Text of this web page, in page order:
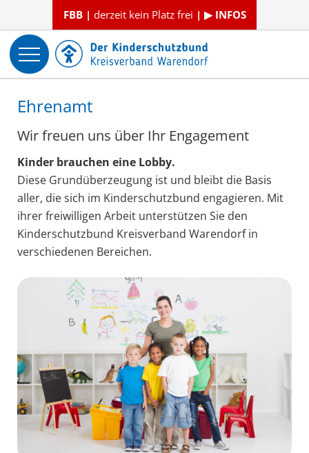
FBB | derzeit kein Platz frei | ▶ INFOS
Ehrenamt
Wir freuen uns über Ihr Engagement
Kinder brauchen eine Lobby.
Diese Grundüberzeugung ist und bleibt die Basis
aller, die sich im Kinderschutzbund engagieren. Mit
ihrer freiwilligen Arbeit unterstützen Sie den
Kinderschutzbund Kreisverband Warendorf in
verschiedenen Bereichen.